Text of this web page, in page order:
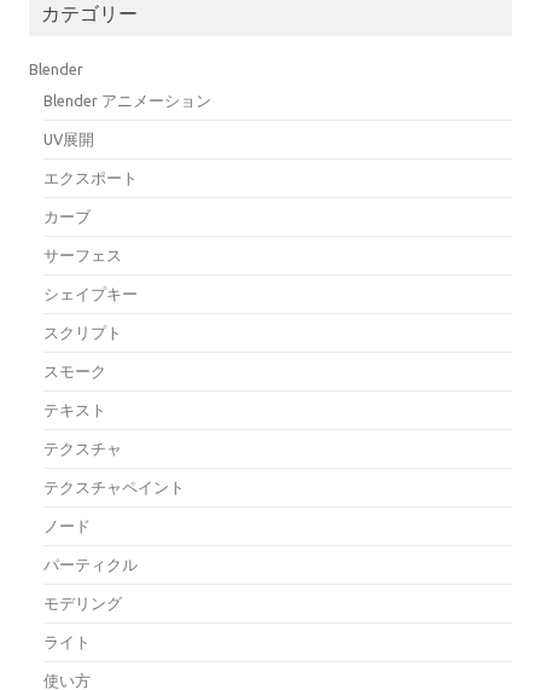
カテゴリー
Blender
Blender アニメーション
UV展開
エクスポート
カーブ
サーフェス
シェイプキー
スクリプト
スモーク
テキスト
テクスチャ
テクスチャペイント
ノード
パーティクル
モデリング
ライト
使い方